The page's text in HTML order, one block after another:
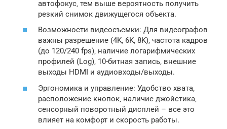
автофокус‚ тем выше вероятность получить
резкий снимок движущегося объекта.
Возможности видеосъемки: Для видеографов
важны разрешение (4K‚ 6K‚ 8K)‚ частота кадров
(до 120/240 fps)‚ наличие логарифмических
профилей (Log)‚ 10-битная запись‚ внешние
выходы HDMI и аудиовходы/выходы.
Эргономика и управление: Удобство хвата‚
расположение кнопок‚ наличие джойстика‚
сенсорный поворотный дисплей – все это
влияет на комфорт и скорость работы.